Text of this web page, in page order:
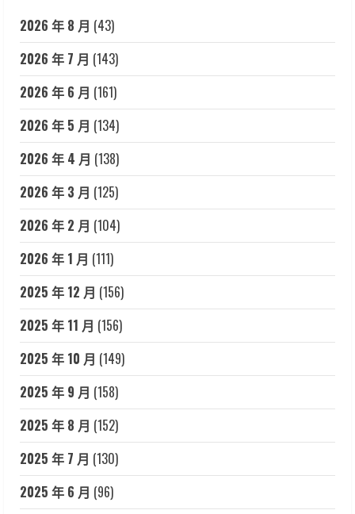
2026 年 8 月 (43)
2026 年 7 月 (143)
2026 年 6 月 (161)
2026 年 5 月 (134)
2026 年 4 月 (138)
2026 年 3 月 (125)
2026 年 2 月 (104)
2026 年 1 月 (111)
2025 年 12 月 (156)
2025 年 11 月 (156)
2025 年 10 月 (149)
2025 年 9 月 (158)
2025 年 8 月 (152)
2025 年 7 月 (130)
2025 年 6 月 (96)